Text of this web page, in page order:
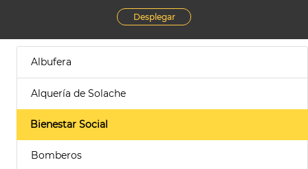
Desplegar
Albufera
Alquería de Solache
Bienestar Social
Bomberos